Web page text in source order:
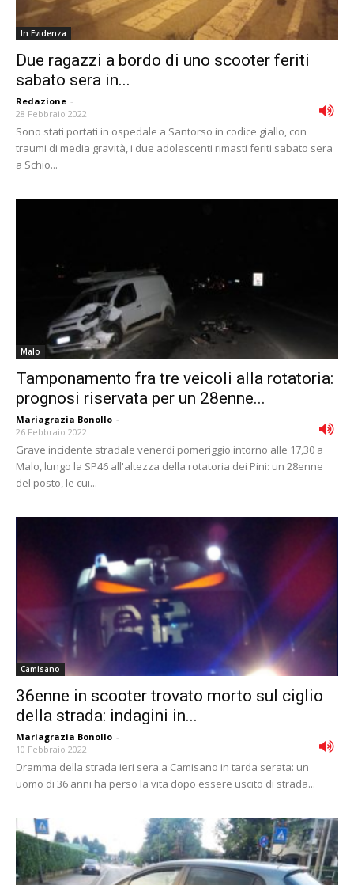
In Evidenza
Due ragazzi a bordo di uno scooter feriti
sabato sera in...
Redazione -
28 Febbraio 2022
Sono stati portati in ospedale a Santorso in codice giallo, con
traumi di media gravità, i due adolescenti rimasti feriti sabato sera
a Schio...
Malo
Tamponamento fra tre veicoli alla rotatoria:
prognosi riservata per un 28enne...
Mariagrazia Bonollo -
26 Febbraio 2022
Grave incidente stradale venerdì pomeriggio intorno alle 17,30 a
Malo, lungo la SP46 all'altezza della rotatoria dei Pini: un 28enne
del posto, le cui...
Camisano
36enne in scooter trovato morto sul ciglio
della strada: indagini in...
Mariagrazia Bonollo -
10 Febbraio 2022
Dramma della strada ieri sera a Camisano in tarda serata: un
uomo di 36 anni ha perso la vita dopo essere uscito di strada...